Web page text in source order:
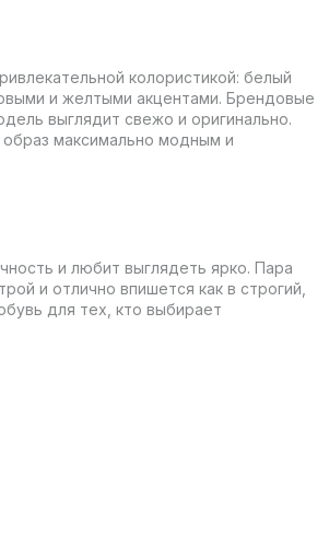
колористикой: белый
и желтыми акцентами. Брендовые
выглядит свежо и оригинально.
максимально модным и
и любит выглядеть ярко. Пара
и отлично впишется как в строгий,
для тех, кто выбирает